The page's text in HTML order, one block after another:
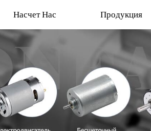
Насчет Нас Продукция